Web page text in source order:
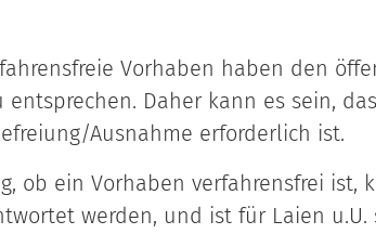
Vorhaben haben den
entsprechen. Daher kann es sein,
Ausnahme erforderlich ist.
ob ein Vorhaben verfahrensfrei ist,
werden, und ist für Laien u.U.